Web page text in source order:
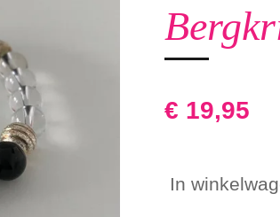
€ 19,95
In